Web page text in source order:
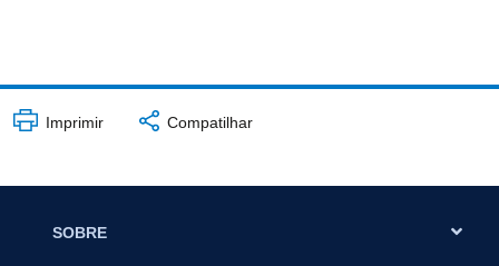
Imprimir Compatilhar
SOBRE